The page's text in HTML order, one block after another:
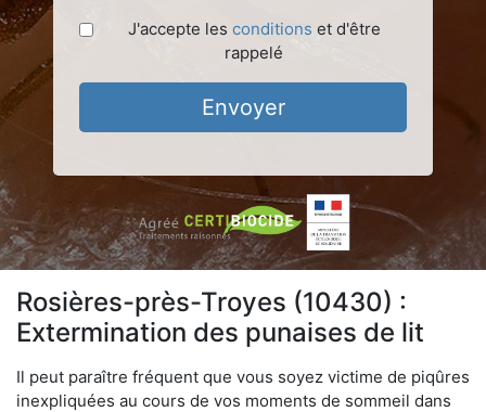
J'accepte les conditions et d'être
rappelé
Envoyer
Rosières-près-Troyes (10430) :
Extermination des punaises de lit
Il peut paraître fréquent que vous soyez victime de piqûres
inexpliquées au cours de vos moments de sommeil dans